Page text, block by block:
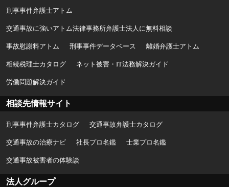
刑事事件弁護士アトム
交通事故に強いアトム法律事務所弁護士法人に無料相談
事故慰謝料アトム 刑事事件データベース 離婚弁護士アトム
相続税理士カタログ ネット被害・IT法務解決ガイド
労働問題解決ガイド
相談先情報サイト
刑事事件弁護士カタログ 交通事故弁護士カタログ
交通事故の治療ナビ 社長プロ名鑑 士業プロ名鑑
交通事故被害者の体験談
法人グループ